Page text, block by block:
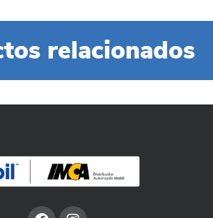
relacionados